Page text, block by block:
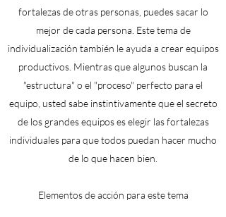
fortalezas de otras personas, puedes sacar lo
mejor de cada persona. Este tema de
individualización también le ayuda a crear equipos
productivos. Mientras que algunos buscan la
"estructura" o el "proceso" perfecto para el
equipo, usted sabe instintivamente que el secreto
de los grandes equipos es elegir las fortalezas
individuales para que todos puedan hacer mucho
de lo que hacen bien.
Elementos de acción para este tema